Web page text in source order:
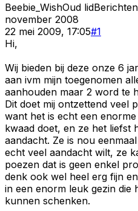
Beebie_WishOud lid
november 2008
22 mei 2009, 17:05#1
Hi,
Wij bieden bij deze onze 6
aan ivm mijn toegenomen
aanhouden maar 2 word te
Dit doet mij ontzettend veel
want het is echt een
kwaad doet, en ze het liefst
aandacht. Ze is nou
echt veel aandacht wilt, ze
poezen dat is geen enkel
denk ook wel heel erg fijn
in een enorm leuk gezin die
kunnen schenken.